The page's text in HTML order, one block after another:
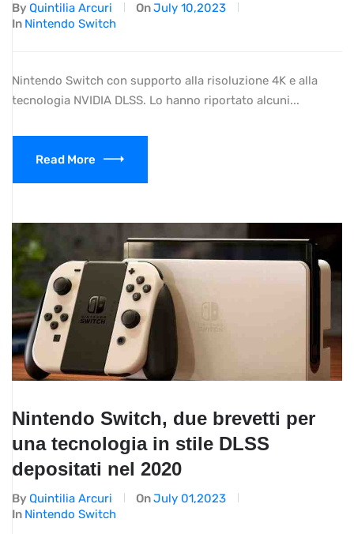
By Quintilia Arcuri OnJuly 10,2023
In Nintendo Switch
Nintendo Switch con supporto alla risoluzione 4K e alla
tecnologia NVIDIA DLSS. Lo hanno riportato alcuni...
Read More
Nintendo Switch, due brevetti per
una tecnologia in stile DLSS
depositati nel 2020
By Quintilia Arcuri OnJuly 01,2023
In Nintendo Switch